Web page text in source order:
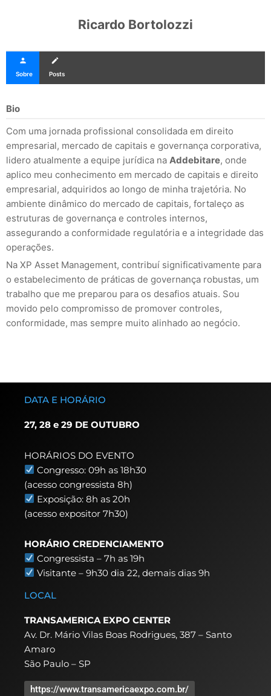
Ricardo Bortolozzi
person
Sobre
create
Posts
Bio
Com uma jornada profissional consolidada em direito
empresarial, mercado de capitais e governança corporativa,
lidero atualmente a equipe jurídica na Addebitare, onde
aplico meu conhecimento em mercado de capitais e direito
empresarial, adquiridos ao longo de minha trajetória. No
ambiente dinâmico do mercado de capitais, fortaleço as
estruturas de governança e controles internos,
assegurando a conformidade regulatória e a integridade das
operações.
Na XP Asset Management, contribuí significativamente para
o estabelecimento de práticas de governança robustas, um
trabalho que me preparou para os desafios atuais. Sou
movido pelo compromisso de promover controles,
conformidade, mas sempre muito alinhado ao negócio.
DATA E HORÁRIO
27, 28 e 29 DE OUTUBRO
HORÁRIOS DO EVENTO
Congresso: 09h as 18h30
(acesso congressista 8h)
Exposição: 8h as 20h
(acesso expositor 7h30)
HORÁRIO CREDENCIAMENTO
Congressista – 7h as 19h
Visitante – 9h30 dia 22,demais dias 9h
LOCAL
TRANSAMERICA EXPO CENTER
Av. Dr. Mário Vilas Boas Rodrigues, 387 – Santo
Amaro
São Paulo – SP
https://www.transamericaexpo.com.br/